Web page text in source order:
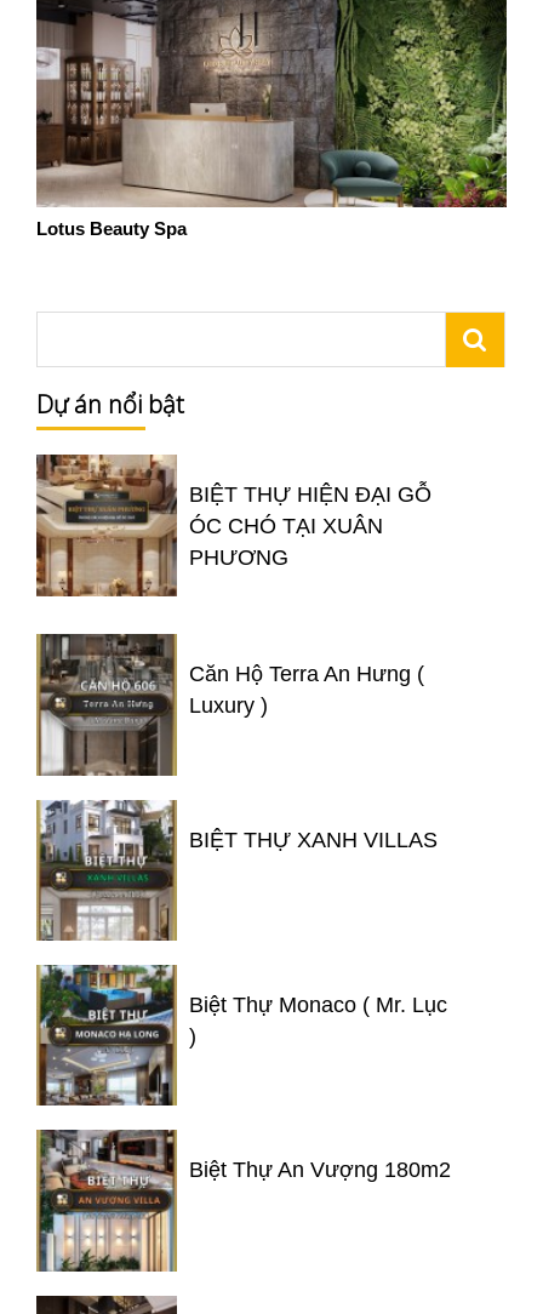
Lotus Beauty Spa
Dự án nổi bật
BIỆT THỰ HIỆN ĐẠI GỖ
ÓC CHÓ TẠI XUÂN
PHƯƠNG
Căn Hộ Terra An Hưng (
Luxury )
BIỆT THỰ XANH VILLAS
Biệt Thự Monaco ( Mr. Lục
)
Biệt Thự An Vượng 180m2